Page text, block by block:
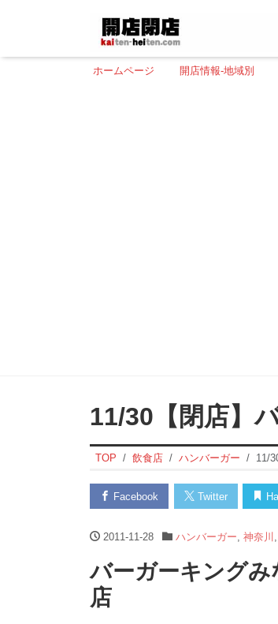
ホームページ 開店情報-地域別
11/30【閉店】
TOP 飲食店 ハンバーガー 11/
Facebook Twitter
2011-11-28 ハンバーガー 神奈川
バーガーキングみ
店